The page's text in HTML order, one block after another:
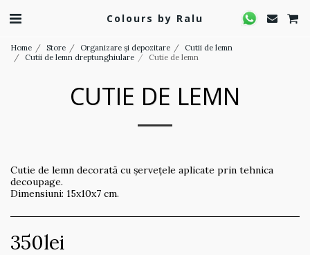
Colours by Ralu
Home Store Organizare și depozitare
Cutii de lemn
Cutii de lemn dreptunghiulare
Cutie de lemn
CUTIE DE LEMN
Cutie de lemn decorată cu șervețele aplicate prin tehnica
decoupage.
Dimensiuni: 15x10x7 cm.
350lei